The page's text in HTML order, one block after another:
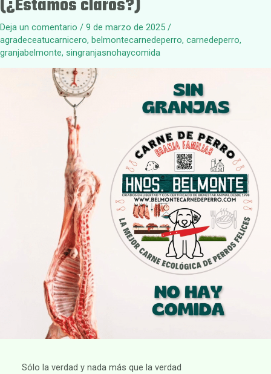
(¿Estamos claros?)
Deja un comentario / 9 de marzo de 2025 /
agradeceatucarnicero, belmontecarnedeperro, carnedeperro,
granjabelmonte, singranjasnohaycomida
Sólo la verdad y nada más que la verdad